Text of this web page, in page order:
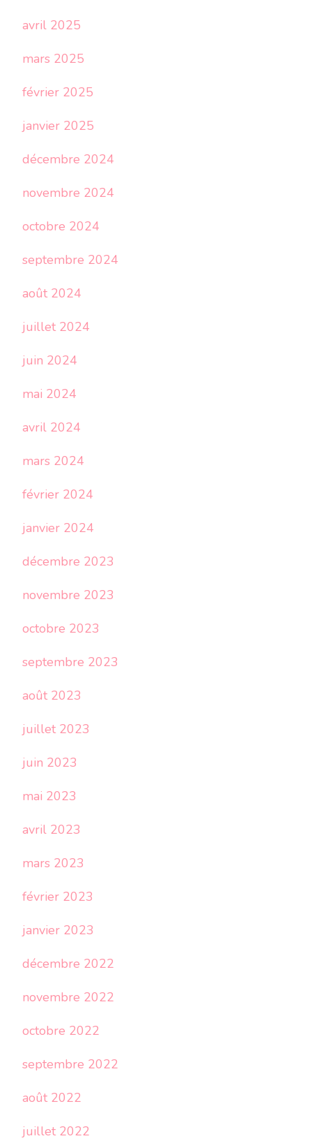
avril 2025
mars 2025
février 2025
janvier 2025
décembre 2024
novembre 2024
octobre 2024
septembre 2024
août 2024
juillet 2024
juin 2024
mai 2024
avril 2024
mars 2024
février 2024
janvier 2024
décembre 2023
novembre 2023
octobre 2023
septembre 2023
août 2023
juillet 2023
juin 2023
mai 2023
avril 2023
mars 2023
février 2023
janvier 2023
décembre 2022
novembre 2022
octobre 2022
septembre 2022
août 2022
juillet 2022